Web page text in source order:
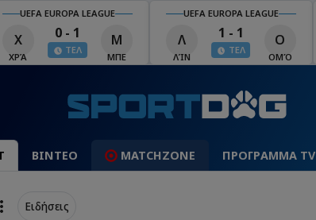
UEFA EUROPA LEAGUE
Χ
ΧΡΆ
0 - 1
ΤΕΛ
Μ
ΜΠΕ
UEFA EUROPA LEAGUE
Λ
ΛΊΝ
1 - 1
ΤΕΛ
Ο
ΟΜΌ
ΒΙΝΤΕΟ MATCHZONE ΠΡΟΓΡΑΜΜΑ TV
Ειδήσεις